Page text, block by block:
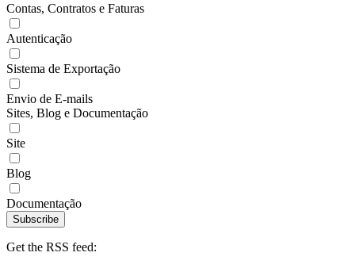
Contas, Contratos e Faturas
Autenticação
Sistema de Exportação
Envio de E-mails
Sites, Blog e Documentação
Site
Blog
Documentação
Subscribe
Get the RSS feed: